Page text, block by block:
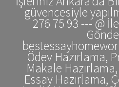
güvencesiyle
276 75 93 --- @
Ödev Hazırlama,
Makale
Essay Hazırlama,